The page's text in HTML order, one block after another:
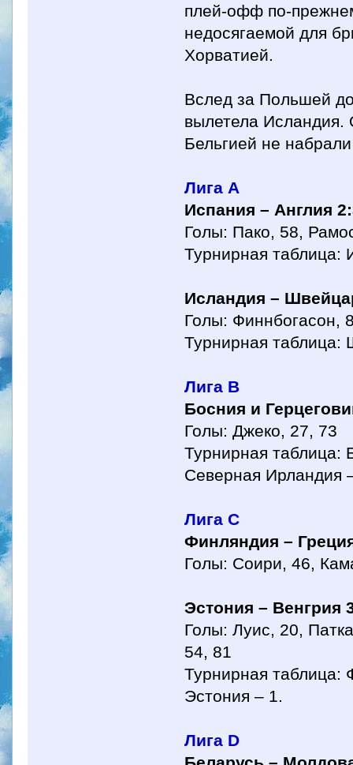
плей-офф по-
недосягаемой для
Хорватией.
Вслед за Польшей
вылетела Исландия.
Бельгией не
Лига А
Испания – Англия
Голы: Пако, 58,
Турнирная таблица:
Исландия –
Голы: Финнбогасон,
Турнирная таблица:
Лига B
Босния и
Голы: Джеко, 27, 73
Турнирная таблица:
Северная Ирландия
Лига С
Финляндия –
Голы: Соири, 46,
Эстония – Венгрия
Голы: Луис, 20,
54, 81
Турнирная таблица:
Эстония – 1.
Лига D